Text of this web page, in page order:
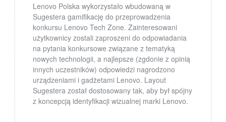
Lenovo Polska wykorzystało wbudowaną w
Sugestera gamifikację do przeprowadzenia
konkursu Lenovo Tech Zone. Zainteresowani
użytkownicy zostali zaproszeni do odpowiadania
na pytania konkursowe związane z tematyką
nowych technologii, a najlepsze (zgdonie z opinią
innych uczestników) odpowiedzi nagrodzono
urządzeniami i gadżetami Lenovo. Layout
Sugestera został dostosowany tak, aby był spójny
z koncepcją identyfikacji wizualnej marki Lenovo.